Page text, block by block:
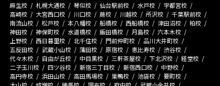
麻生校 札幌大通校 琴似校 仙台駅前校 水戸校
宇都宮校
高崎校
大宮西口校 川口校 蕨校 川越校 所沢校
千葉駅前校
南流山校
松戸校 本八幡校 船橋校 西船橋校 津田沼校
柏校
神田校
神保町校 水道橋校 飯田橋校 月島校
六本木校
上野校
西日暮里校 北千住校 門前仲町校
品川大井町校
五反田校
武蔵小山校 蒲田校 原宿校 恵比寿校
渋谷校
代々木校
自由が丘校 中目黒校 三軒茶屋校 下北沢校
経堂校
二子玉川校
四ツ谷校 新宿三丁目校 新宿西口校
中野校
高円寺校
浜田山校 高田馬場校 巣鴨校 池袋校
要町校